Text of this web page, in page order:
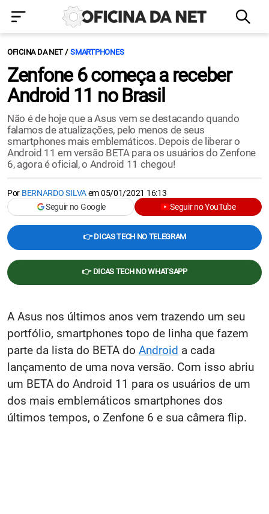
OFICINA DA NET SMARTPHONES
Zenfone 6 começa a receber
Android 11 no Brasil
Não é de hoje que a Asus vem se destacando quando
falamos de atualizações, pelo menos de seus
smartphones mais emblemáticos. Depois de liberar o
Android 11 em versão BETA para os usuários do Zenfone
6, agora é oficial, o Android 11 chegou!
Por BERNARDO SILVAem05/01/2021 16:13
Seguir no Google
Seguir no YouTube
👉 DICAS TECH NO TELEGRAM
👉 DICAS TECH NO WHATSAPP
A Asus nos últimos anos vem trazendo um seu
portfólio, smartphones topo de linha que fazem
parte da lista do BETA do Android a cada
lançamento de uma nova versão. Com isso abriu
um BETA do Android 11 para os usuários de um
dos mais emblemáticos smartphones dos
últimos tempos, o Zenfone 6 e sua câmera flip.